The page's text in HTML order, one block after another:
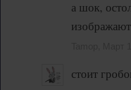
а шок,
стоит